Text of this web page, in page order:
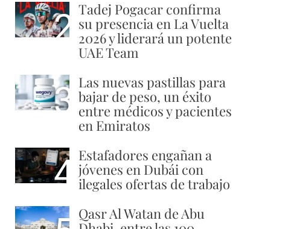
2 Tadej Pogacar confirma
su presencia en La Vuelta
2026 y liderará un potente
UAE Team
3 Las nuevas pastillas para
bajar de peso, un éxito
entre médicos y pacientes
en Emiratos
4 Estafadores engañan a
jóvenes en Dubái con
ilegales ofertas de trabajo
Qasr Al Watan de Abu